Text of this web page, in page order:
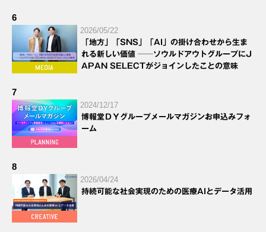
6
2026/05/22
「地方」「SNS」「AI」の掛け合わせから生ま
れる新しい価値 ──ソウルドアウトグループにJ
APAN SELECTがジョインしたことの意味
7
2024/12/17
博報堂ＤＹグループメールマガジンお申込みフォ
ーム
8
2026/04/24
持続可能な社会実現のための医療AIとデータ活用